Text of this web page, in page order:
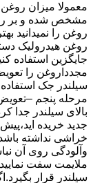
معمولا میزان
مشخص شده و بر
روغن را نمیدانید
جایگزین استفاده
مجدداروغن را
سیلندر جک استفاده
مرحله پنجم
بالای سیلندر جدا
جدید خریده
خراشی نداشته
وآلودگی روی آن
ملایمت سفت
سیلندر قرار